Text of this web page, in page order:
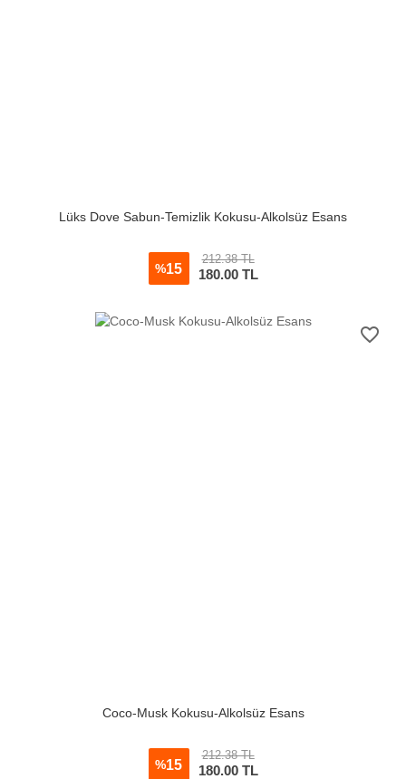
Lüks Dove Sabun-Temizlik Kokusu-Alkolsüz Esans
%15
212.38 TL
180.00TL
favorite_border
Coco-Musk Kokusu-Alkolsüz Esans
%15
212.38 TL
180.00TL